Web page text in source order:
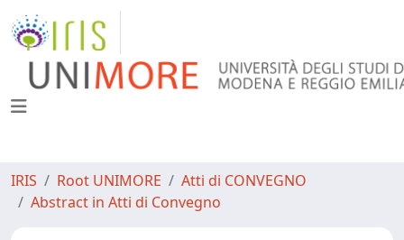
IRIS Root UNIMORE
Atti di CONVEGNO
Abstract in Atti di Convegno